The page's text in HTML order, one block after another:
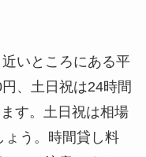
いところにある平
、土日祝は24時間
す。土日祝は相場
ょう。時間貸し料